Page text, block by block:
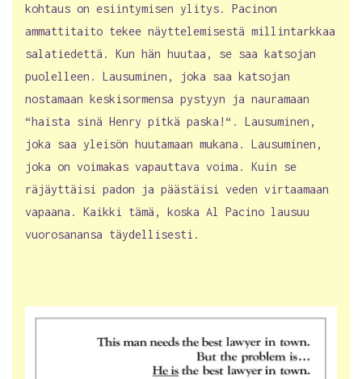
kohtaus on esiintymisen ylitys. Pacinon
ammattitaito tekee näyttelemisestä millintarkkaa
salatiedettä. Kun hän huutaa, se saa katsojan
puolelleen. Lausuminen, joka saa katsojan
nostamaan keskisormensa pystyyn ja nauramaan
“haista sinä Henry pitkä paska!“. Lausuminen,
joka saa yleisön huutamaan mukana. Lausuminen,
joka on voimakas vapauttava voima. Kuin se
räjäyttäisi padon ja päästäisi veden virtaamaan
vapaana. Kaikki tämä, koska Al Pacino lausuu
vuorosanansa täydellisesti.